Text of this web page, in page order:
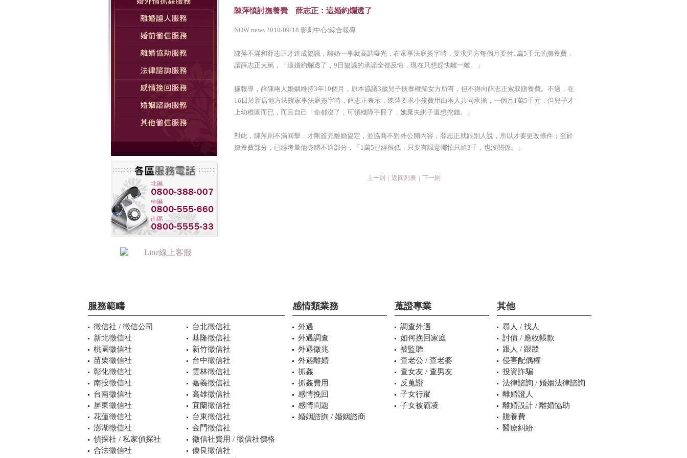
陳萍憤討撫養費 薛志正：這婚約爛透了
NOW news 2010/09/18 影劇中心/綜合報導
陳萍不滿和薛志正才達成協議，離婚一事就高調曝光，在家事法庭簽字時，要求男方每個月要付1萬5千元的撫養費，
讓薛志正大罵，「這婚約爛透了，9日協議的承諾全都反悔，現在只想趕快離一離。」
據報導，薛陳兩人婚姻維持3年10個月，原本協議3歲兒子扶養權歸女方所有，但不得向薛志正索取贍養費。不過，在
16日於新店地方法院家事法庭簽字時，薛志正表示，陳萍要求小孩費用由兩人共同承擔，一個月1萬5千元，但兒子才
上幼稚園而已，而且自己「命都沒了，可領殘障手冊了，她棄夫綁子還想挖錢。」
對此，陳萍則不滿回擊，才剛簽完離婚協定，並協商不對外公開內容，薛志正就跟別人說，所以才要更改條件；至於
撫養費部分，已經考量他身體不適部分，「1萬5已經很低，只要有誠意哪怕只給3千，也沒關係。」
上一則 返回列表 下一則
服務範疇
徵信社 / 徵信公司
台北徵信社
新北徵信社
基隆徵信社
桃園徵信社
新竹徵信社
苗栗徵信社
台中徵信社
彰化徵信社
雲林徵信社
南投徵信社
嘉義徵信社
台南徵信社
高雄徵信社
屏東徵信社
宜蘭徵信社
花蓮徵信社
台東徵信社
澎湖徵信社
金門徵信社
偵探社 / 私家偵探社
徵信社費用 / 徵信社價格
合法徵信社
優良徵信社
感情類業務
外遇
外遇調查
外遇徵兆
外遇離婚
抓姦
抓姦費用
感情挽回
感情問題
婚姻諮詢 / 婚姻諮商
蒐證專業
調查外遇
如何挽回家庭
被監聽
查老公 / 查老婆
查女友 / 查男友
反蒐證
子女行蹤
子女被霸凌
其他
尋人 / 找人
討債 / 應收帳款
跟人 / 跟蹤
侵害配偶權
投資詐騙
法律諮詢 / 婚姻法律諮詢
離婚證人
離婚設計 / 離婚協助
贍養費
醫療糾紛